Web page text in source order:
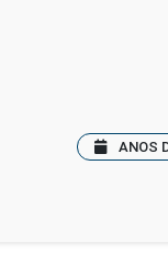
ANOS